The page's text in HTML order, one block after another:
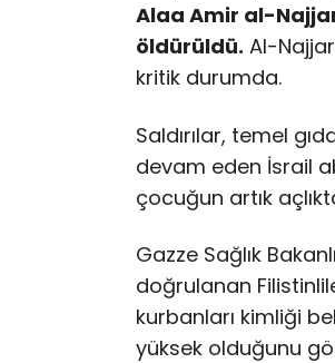
Alaa Amir al-
öldürüldü. Al-
kritik durumda.
Saldırılar, temel
devam eden İsrail
çocuğun artık
Gazze Sağlık
doğrulanan
kurbanları kimliği
yüksek olduğunu